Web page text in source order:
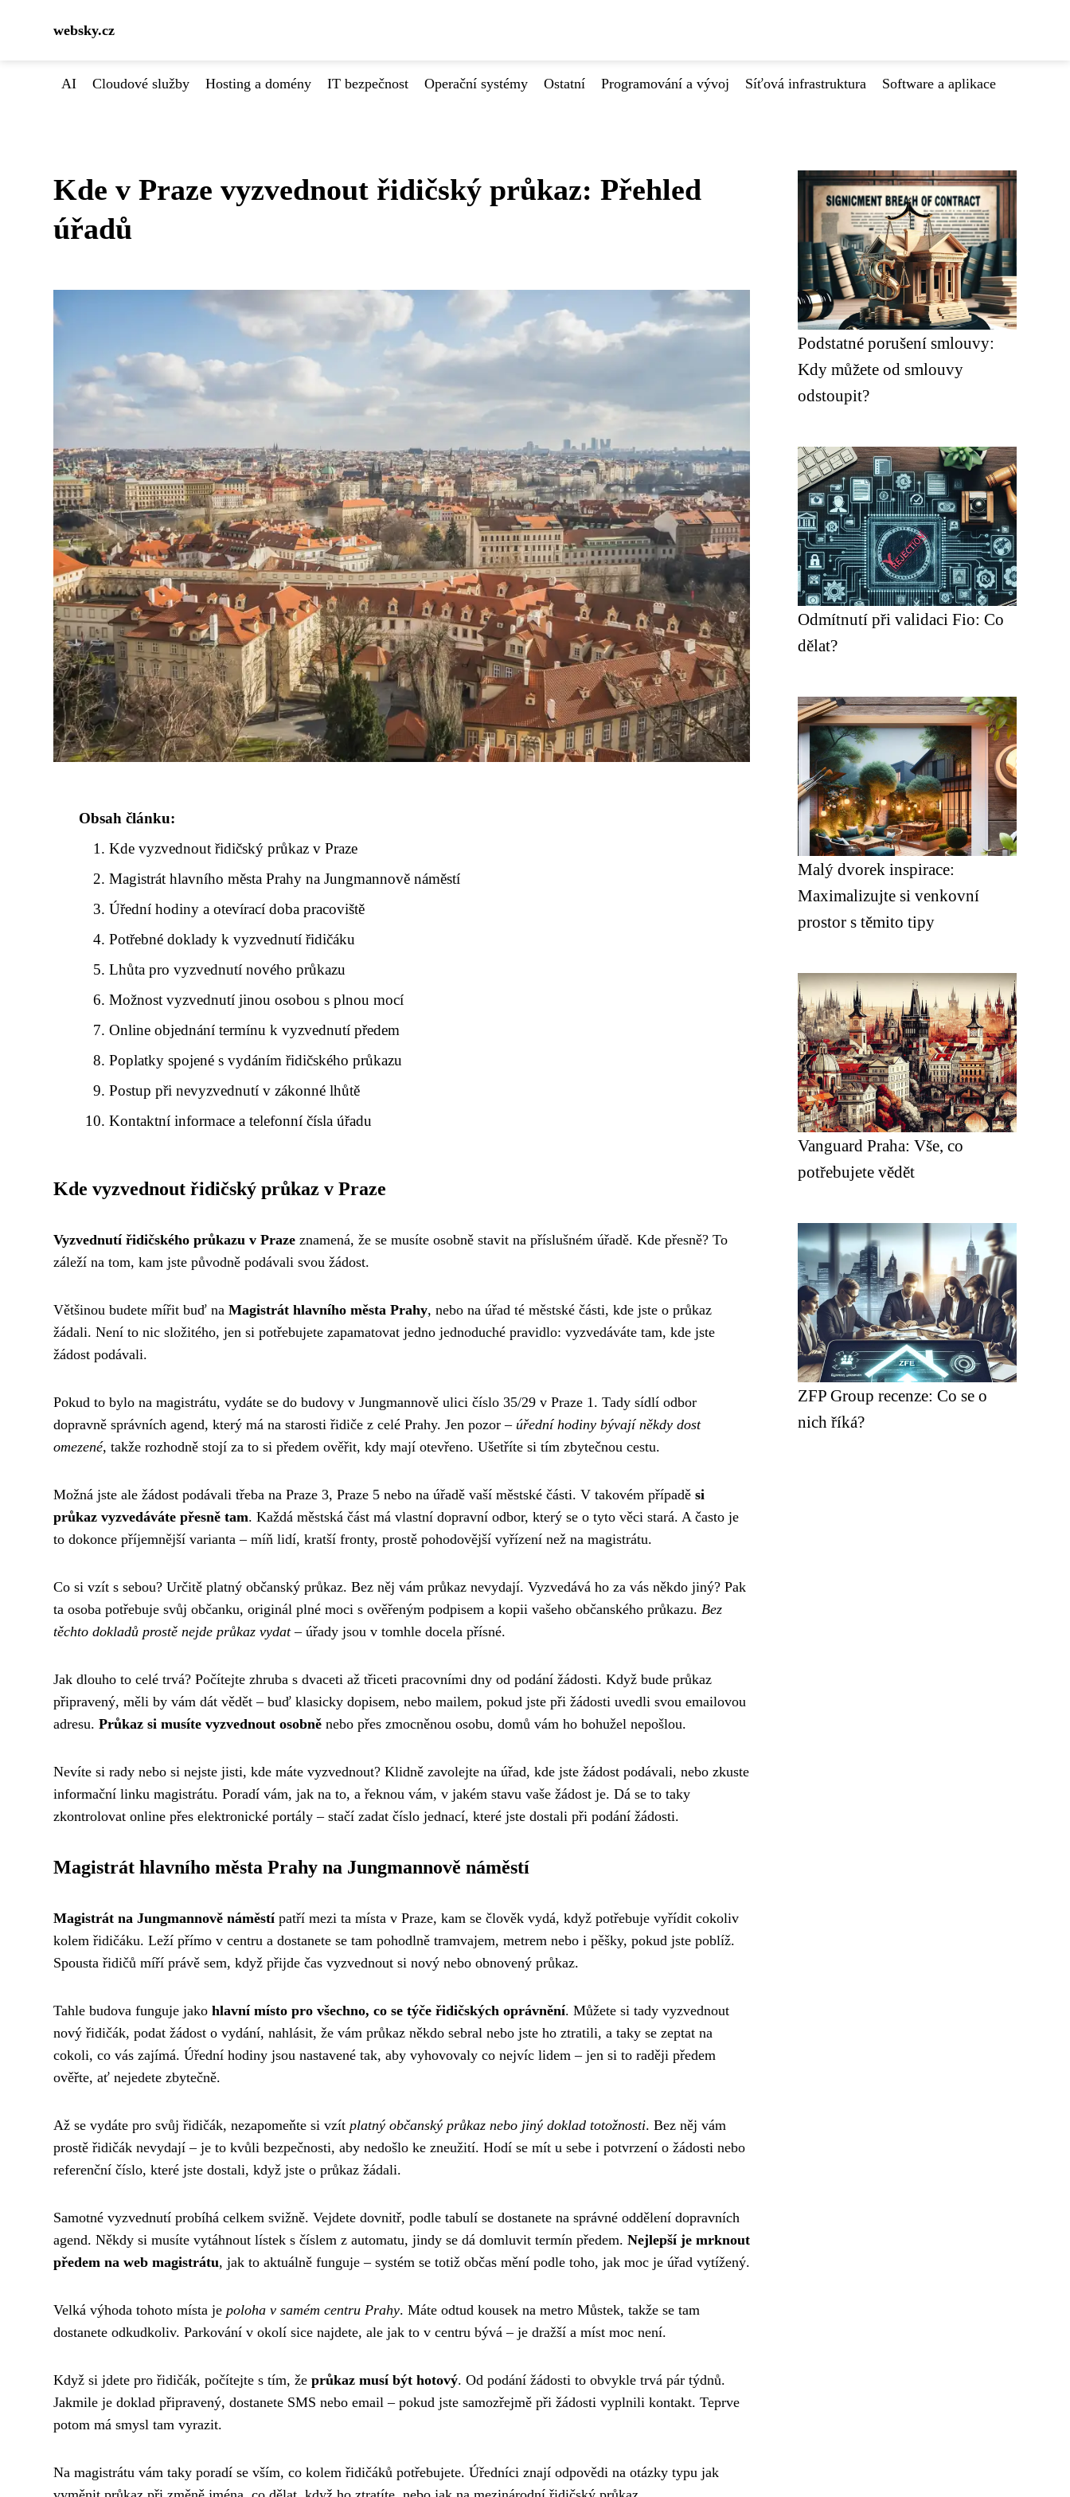
websky.cz
AI Cloudové služby Hosting a domény IT bezpečnost Operační systémy Ostatní Programování a vývoj Síťová infrastruktura Software a aplikace
Kde v Praze vyzvednout řidičský průkaz: Přehled
úřadů
Obsah článku:
Kde vyzvednout řidičský průkaz v Praze
Magistrát hlavního města Prahy na Jungmannově náměstí
Úřední hodiny a otevírací doba pracoviště
Potřebné doklady k vyzvednutí řidičáku
Lhůta pro vyzvednutí nového průkazu
Možnost vyzvednutí jinou osobou s plnou mocí
Online objednání termínu k vyzvednutí předem
Poplatky spojené s vydáním řidičského průkazu
Postup při nevyzvednutí v zákonné lhůtě
Kontaktní informace a telefonní čísla úřadu
Kde vyzvednout řidičský průkaz v Praze
Vyzvednutí řidičského průkazu v Praze znamená, že se musíte osobně stavit na příslušném úřadě. Kde přesně? To
záleží na tom, kam jste původně podávali svou žádost.
Většinou budete mířit buď na Magistrát hlavního města Prahy, nebo na úřad té městské části, kde jste o průkaz
žádali. Není to nic složitého, jen si potřebujete zapamatovat jedno jednoduché pravidlo: vyzvedáváte tam, kde jste
žádost podávali.
Pokud to bylo na magistrátu, vydáte se do budovy v Jungmannově ulici číslo 35/29 v Praze 1. Tady sídlí odbor
dopravně správních agend, který má na starosti řidiče z celé Prahy. Jen pozor – úřední hodiny bývají někdy dost
omezené, takže rozhodně stojí za to si předem ověřit, kdy mají otevřeno. Ušetříte si tím zbytečnou cestu.
Možná jste ale žádost podávali třeba na Praze 3, Praze 5 nebo na úřadě vaší městské části. V takovém případě si
průkaz vyzvedáváte přesně tam. Každá městská část má vlastní dopravní odbor, který se o tyto věci stará. A často je
to dokonce příjemnější varianta – míň lidí, kratší fronty, prostě pohodovější vyřízení než na magistrátu.
Co si vzít s sebou? Určitě platný občanský průkaz. Bez něj vám průkaz nevydají. Vyzvedává ho za vás někdo jiný? Pak
ta osoba potřebuje svůj občanku, originál plné moci s ověřeným podpisem a kopii vašeho občanského průkazu. Bez
těchto dokladů prostě nejde průkaz vydat– úřady jsou v tomhle docela přísné.
Jak dlouho to celé trvá? Počítejte zhruba s dvaceti až třiceti pracovními dny od podání žádosti. Když bude průkaz
připravený, měli by vám dát vědět – buď klasicky dopisem, nebo mailem, pokud jste při žádosti uvedli svou emailovou
adresu. Průkaz si musíte vyzvednout osobně nebo přes zmocněnou osobu, domů vám ho bohužel nepošlou.
Nevíte si rady nebo si nejste jisti, kde máte vyzvednout? Klidně zavolejte na úřad, kde jste žádost podávali, nebo zkuste
informační linku magistrátu. Poradí vám, jak na to, a řeknou vám, v jakém stavu vaše žádost je. Dá se to taky
zkontrolovat online přes elektronické portály – stačí zadat číslo jednací, které jste dostali při podání žádosti.
Magistrát hlavního města Prahy na Jungmannově náměstí
Magistrát na Jungmannově náměstípatří mezi ta místa v Praze, kam se člověk vydá, když potřebuje vyřídit cokoliv
kolem řidičáku. Leží přímo v centru a dostanete se tam pohodlně tramvajem, metrem nebo i pěšky, pokud jste poblíž.
Spousta řidičů míří právě sem, když přijde čas vyzvednout si nový nebo obnovený průkaz.
Tahle budova funguje jako hlavní místo pro všechno, co se týče řidičských oprávnění. Můžete si tady vyzvednout
nový řidičák, podat žádost o vydání, nahlásit, že vám průkaz někdo sebral nebo jste ho ztratili, a taky se zeptat na
cokoli, co vás zajímá. Úřední hodiny jsou nastavené tak, aby vyhovovaly co nejvíc lidem – jen si to raději předem
ověřte, ať nejedete zbytečně.
Až se vydáte pro svůj řidičák, nezapomeňte si vzít platný občanský průkaz nebo jiný doklad totožnosti. Bez něj vám
prostě řidičák nevydají – je to kvůli bezpečnosti, aby nedošlo ke zneužití. Hodí se mít u sebe i potvrzení o žádosti nebo
referenční číslo, které jste dostali, když jste o průkaz žádali.
Samotné vyzvednutí probíhá celkem svižně. Vejdete dovnitř, podle tabulí se dostanete na správné oddělení dopravních
agend. Někdy si musíte vytáhnout lístek s číslem z automatu, jindy se dá domluvit termín předem. Nejlepší je mrknout
předem na web magistrátu, jak to aktuálně funguje – systém se totiž občas mění podle toho, jak moc je úřad vytížený.
Velká výhoda tohoto místa je poloha v samém centru Prahy. Máte odtud kousek na metro Můstek, takže se tam
dostanete odkudkoliv. Parkování v okolí sice najdete, ale jak to v centru bývá – je dražší a míst moc není.
Když si jdete pro řidičák, počítejte s tím, že průkaz musí být hotový. Od podání žádosti to obvykle trvá pár týdnů.
Jakmile je doklad připravený, dostanete SMS nebo email – pokud jste samozřejmě při žádosti vyplnili kontakt. Teprve
potom má smysl tam vyrazit.
Na magistrátu vám taky poradí se vším, co kolem řidičáků potřebujete. Úředníci znají odpovědi na otázky typu jak
Podstatné porušení smlouvy:
Kdy můžete od smlouvy
odstoupit?
Odmítnutí při validaci Fio: Co
dělat?
Malý dvorek inspirace:
Maximalizujte si venkovní
prostor s těmito tipy
Vanguard Praha: Vše, co
potřebujete vědět
ZFP Group recenze: Co se o
nich říká?